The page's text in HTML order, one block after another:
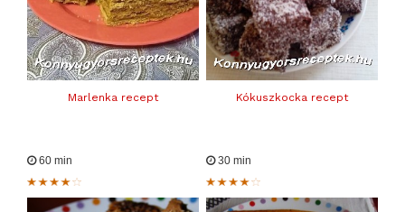
Marlenka recept Kókuszkocka recept
60 min 30 min